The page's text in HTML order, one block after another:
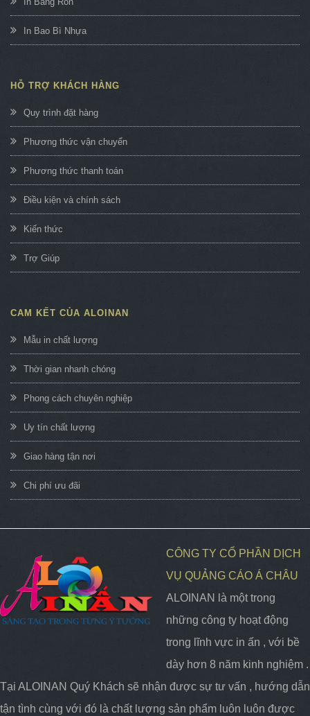
In Bao Bì Nhựa
HỖ TRỢ KHÁCH HÀNG
Quy trình đặt hàng
Phương thức vận chuyển
Phương thức thanh toán
Điều kiện và chính sách
Kiến thức
Trợ Giúp
CAM KẾT CỦA ALOINAN
Mẫu in chất lượng
Thời gian nhanh chóng
Phong cách chuyên nghiệp
Uy tín chất lượng
Giao hàng tận nơi
Chi phí ưu đãi
CÔNG TY CỔ PHẦN DỊCH
VỤ QUẢNG CÁO Á CHÂU
ALOINAN là một trong
những công ty hoạt động
trong lĩnh vực in ấn , với bề
dày hơn 8 năm kinh nghiệm .
Tại ALOINAN Quý Khách sẽ nhận được sự tư vấn , hướng dẫn
tận tình cùng với đó là chất lượng sản phẩm luôn luôn được